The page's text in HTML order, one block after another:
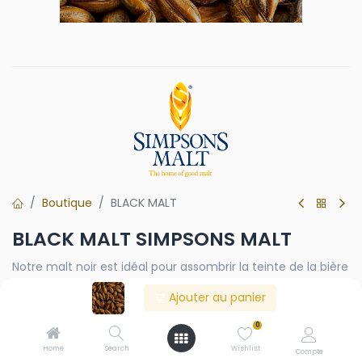
Ajouter au panier
Home Search
0
Wishlist Compte
Boutique BLACK MALT
BLACK MALT SIMPSONS MALT
Notre malt noir est idéal pour assombrir la teinte de la bière
sans lui conférer trop d'astringence ni de torréfaction. Son
goût est étonnamment neutre, avec une sécheresse
distincte qui en fait un produit d'une polyvalence
incroyable.